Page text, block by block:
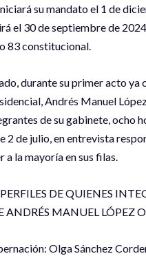
su mandato el 1 de
el 30 de septiembre de
83 constitucional.
durante su primer acto ya
Andrés Manuel
de su gabinete, ocho
2 de julio, en entrevista
a la mayoría en sus filas.
DE QUIENES
ANDRÉS MANUEL LÓPEZ
Olga Sánchez